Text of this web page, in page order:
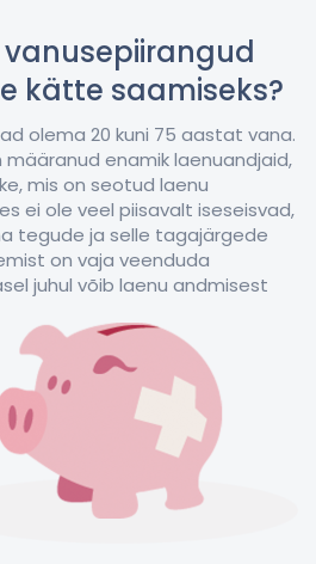
vanusepiirangud
kätte saamiseks?
olema 20 kuni 75 aastat vana.
määranud enamik laenuandjaid,
mis on seotud laenu
ei ole veel piisavalt iseseisvad,
tegude ja selle tagajärgede
on vaja veenduda
juhul võib laenu andmisest